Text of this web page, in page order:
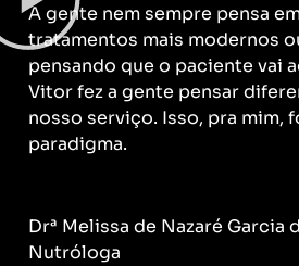
A gente nem sempre pensa
tratamentos mais modernos
pensando que o paciente vai
Vitor fez a gente pensar
nosso serviço. Isso, pra mim,
paradigma.
Drª Melissa de Nazaré Garcia
Nutróloga